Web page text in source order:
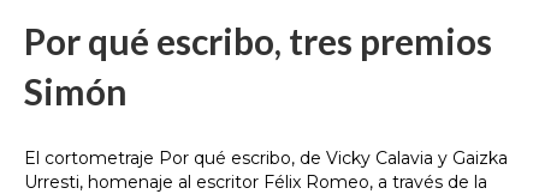
Por qué escribo, tres premios
Simón
El cortometraje Por qué escribo, de Vicky Calavia y Gaizka
Urresti, homenaje al escritor Félix Romeo, a través de la